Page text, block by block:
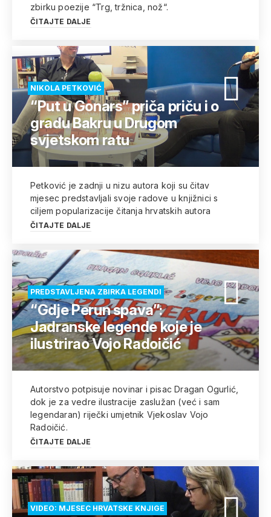
zbirku poezije “Trg, tržnica, nož“.
ČITAJTE DALJE
NIKOLA PETKOVIĆ
“Put u Gonars” priča priču i o
gradu Bakru u Drugom
svjetskom ratu
Petković je zadnji u nizu autora koji su čitav
mjesec predstavljali svoje radove u knjižnici s
ciljem popularizacije čitanja hrvatskih autora
ČITAJTE DALJE
PREDSTAVLJENA ZBIRKA LEGENDI
“Gdje Perun spava”:
Jadranske legende koje je
ilustrirao Vojo Radoičić
Autorstvo potpisuje novinar i pisac Dragan Ogurlić,
dok je za vedre ilustracije zaslužan (već i sam
legendaran) riječki umjetnik Vjekoslav Vojo
Radoičić.
ČITAJTE DALJE
VIDEO: MJESEC HRVATSKE KNJIGE